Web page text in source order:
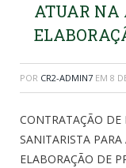
ATUAR NA
POR CR2-ADMIN7 EM 8
CONTRATAÇÃO
SANITARISTA
ELABORAÇÃO DE